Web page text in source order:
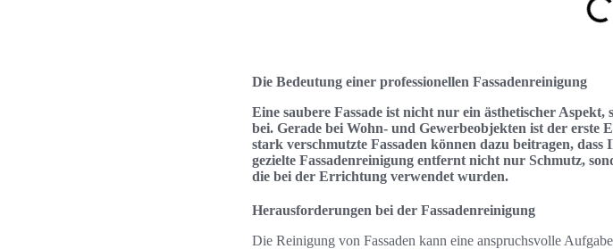
Die Bedeutung einer professionellen Fassadenreinigung
Eine saubere Fassade ist nicht nur ein ästhetischer
bei. Gerade bei Wohn- und Gewerbeobjekten ist der erste
stark verschmutzte Fassaden können dazu beitragen,
gezielte Fassadenreinigung entfernt nicht nur Schmutz,
die bei der Errichtung verwendet wurden.
Herausforderungen bei der Fassadenreinigung
Die Reinigung von Fassaden kann eine anspruchsvolle